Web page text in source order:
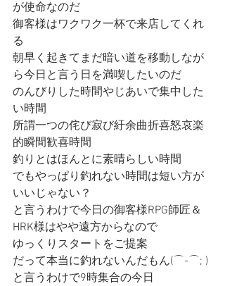
が使命なのだ
御客様はワクワク一杯で来店してくれ
る
朝早く起きてまだ暗い道を移動しなが
ら今日と言う日を満喫したいのだ
のんびりした時間やじあいで集中した
い時間
所謂一つの侘び寂び紆余曲折喜怒哀楽
的瞬間歓喜時間
釣りとはほんとに素晴らしい時間
でもやっぱり釣れない時間は短い方が
いいじゃない？
と言うわけで今日の御客様RPG師匠＆
HRK様はやや遠方からなので
ゆっくりスタートをご提案
だって本当に釣れないんだもん(⌒-⌒; )
と言うわけで9時集合の今日